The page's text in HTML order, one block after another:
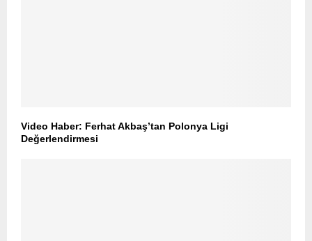
Video Haber: Ferhat Akbaş’tan Polonya Ligi
Değerlendirmesi